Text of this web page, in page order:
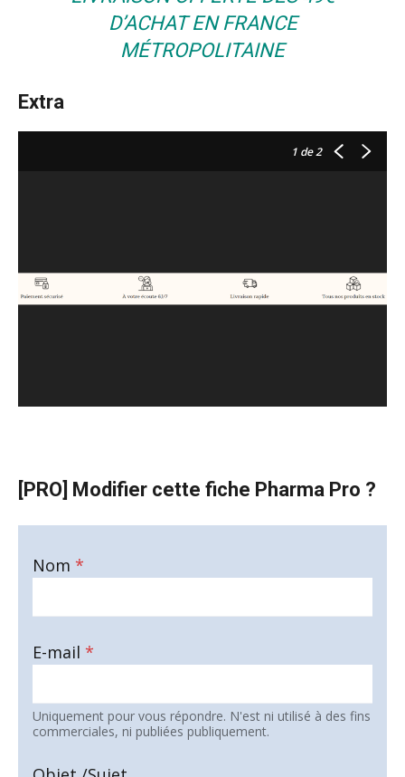
D’ACHAT EN FRANCE
MÉTROPOLITAINE
Extra
1 de 2
[PRO] Modifier cette fiche Pharma Pro ?
Nom *
E-mail *
Uniquement pour vous répondre. N'est ni utilisé à des fins
commerciales, ni publiées publiquement.